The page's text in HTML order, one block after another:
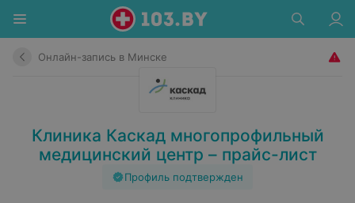
Онлайн-запись в Минске
Клиника Каскад многопрофильный
медицинский центр – прайс-лист
Профиль подтвержден